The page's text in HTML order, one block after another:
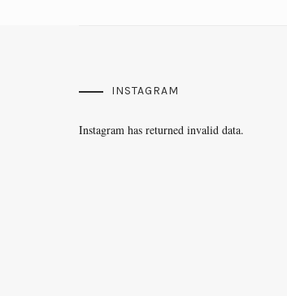
INSTAGRAM
Instagram has returned invalid data.